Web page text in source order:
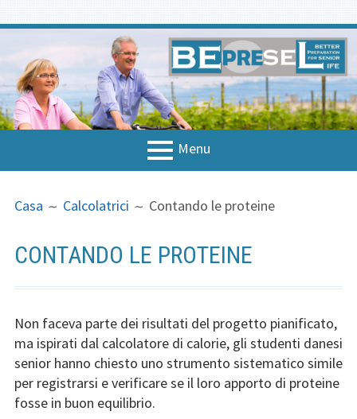
Vai
contenuto
Menu
PRINCIPALE
Contatti nazionali
Strategia
risultati
Materiale del corso BEPRESEL
DICasa Calcolatrici Contando le proteine
CONTANDO LE PROTEINE
Non faceva parte dei risultati del progetto pianificato,
ma ispirati dal calcolatore di calorie, gli studenti danesi
senior hanno chiesto uno strumento sistematico simile
per registrarsi e verificare se il loro apporto di proteine
fosse in buon equilibrio.